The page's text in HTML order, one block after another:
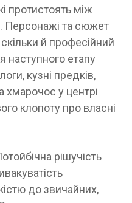
протистоять між
Персонажі та сюжет
й професійний
наступного етапу
кузні предків,
у центрі
клопоту про власні
рішучість
до звичайних,